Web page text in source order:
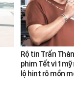
Rộ tin Trấn
phim Tết vì 1 mỹ
lộ hint rõ mồn